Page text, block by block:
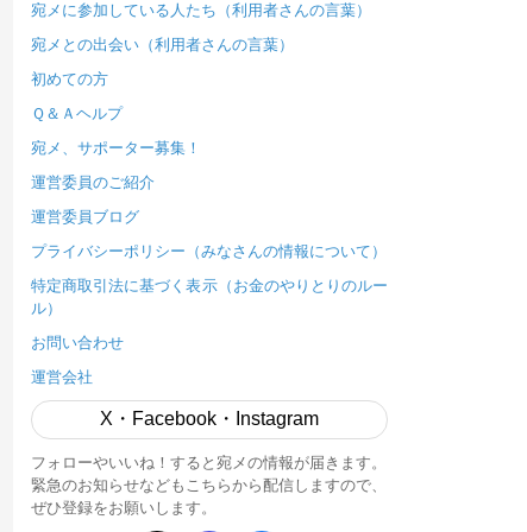
宛メに参加している人たち（利用者さんの言葉）
宛メとの出会い（利用者さんの言葉）
初めての方
Ｑ＆Ａヘルプ
宛メ、サポーター募集！
運営委員のご紹介
運営委員ブログ
プライバシーポリシー（みなさんの情報について）
特定商取引法に基づく表示（お金のやりとりのルー
ル）
お問い合わせ
運営会社
X・Facebook・Instagram
フォローやいいね！すると宛メの情報が届きます。
緊急のお知らせなどもこちらから配信しますので、
ぜひ登録をお願いします。